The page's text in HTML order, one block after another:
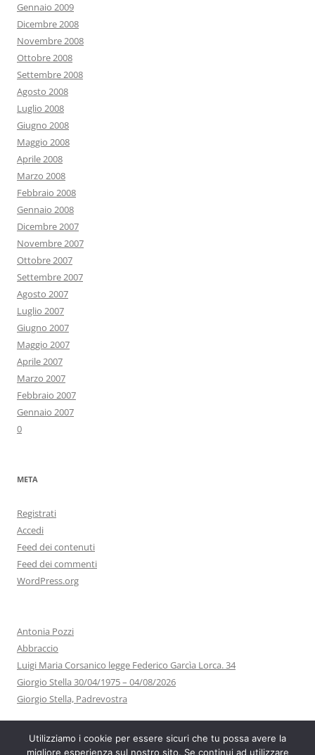
Gennaio 2009
Dicembre 2008
Novembre 2008
Ottobre 2008
Settembre 2008
Agosto 2008
Luglio 2008
Giugno 2008
Maggio 2008
Aprile 2008
Marzo 2008
Febbraio 2008
Gennaio 2008
Dicembre 2007
Novembre 2007
Ottobre 2007
Settembre 2007
Agosto 2007
Luglio 2007
Giugno 2007
Maggio 2007
Aprile 2007
Marzo 2007
Febbraio 2007
Gennaio 2007
0
META
Registrati
Accedi
Feed dei contenuti
Feed dei commenti
WordPress.org
Antonia Pozzi
Abbraccio
Luigi Maria Corsanico legge Federico Garcìa Lorca. 34
Giorgio Stella 30/04/1975 – 04/08/2026
Giorgio Stella, Padrevostra
Utilizziamo i cookie per essere sicuri che tu possa avere la
migliore esperienza sul nostro sito. Se continui ad utilizzare